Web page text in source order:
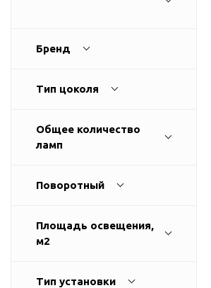
Электрика
Гирлянды
Комплектующие
Бренд
Тип цоколя
Общее количество
ламп
Поворотный
Площадь освещения,
м2
Тип установки